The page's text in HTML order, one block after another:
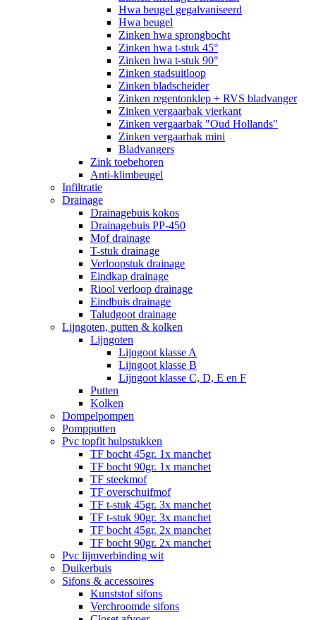
Hwa beugel gegalvaniseerd
Hwa beugel
Zinken hwa sprongbocht
Zinken hwa t-stuk 45°
Zinken hwa t-stuk 90°
Zinken stadsuitloop
Zinken bladscheider
Zinken regentonklep + RVS bladvanger
Zinken vergaarbak vierkant
Zinken vergaarbak "Oud Hollands"
Zinken vergaarbak mini
Bladvangers
Zink toebehoren
Anti-klimbeugel
Infiltratie
Drainage
Drainagebuis kokos
Drainagebuis PP-450
Mof drainage
T-stuk drainage
Verloopstuk drainage
Eindkap drainage
Riool verloop drainage
Eindbuis drainage
Taludgoot drainage
Lijngoten, putten & kolken
Lijngoten
Lijngoot klasse A
Lijngoot klasse B
Lijngoot klasse C, D, E en F
Putten
Kolken
Dompelpompen
Pompputten
Pvc topfit hulpstukken
TF bocht 45gr. 1x manchet
TF bocht 90gr. 1x manchet
TF steekmof
TF overschuifmof
TF t-stuk 45gr. 3x manchet
TF t-stuk 90gr. 3x manchet
TF bocht 45gr. 2x manchet
TF bocht 90gr. 2x manchet
Pvc lijmverbinding wit
Duikerbuis
Sifons & accessoires
Kunststof sifons
Verchroomde sifons